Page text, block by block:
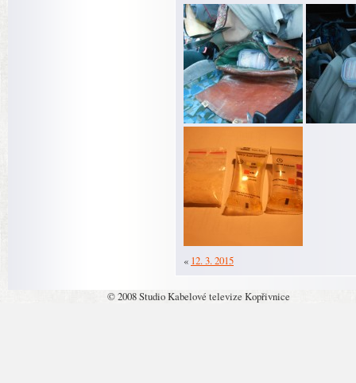
« 12. 3. 2015
© 2008 Studio Kabelové televize Kopřivnice